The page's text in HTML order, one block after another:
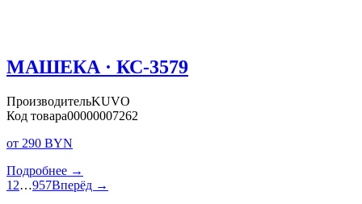
МАШЕКА · КС-3579
ПроизводительKUVO
Код товара00000007262
от 290 BYN
Подробнее →
1 2…957Вперёд →